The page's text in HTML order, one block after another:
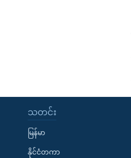
သတင်း
မြန်မာ
နိုင်ငံတကာ